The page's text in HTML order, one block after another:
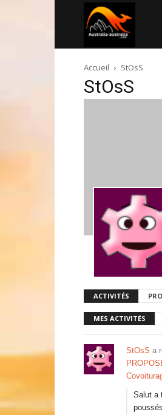
Accueil StOsS
StOsS
ACTIVITÉS
MES ACTIVITÉS
StOsS a
Salut a